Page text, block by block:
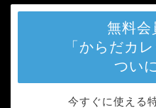
無料会
「からだカ
つい
今すぐに使える